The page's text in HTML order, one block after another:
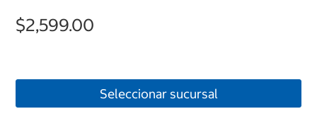
$2,599.00
Seleccionar sucursal